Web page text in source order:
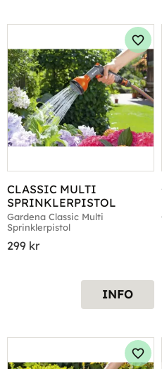
CLASSIC MULTI
SPRINKLERPISTOL
Gardena Classic Multi
Sprinklerpistol
299 kr
INFO